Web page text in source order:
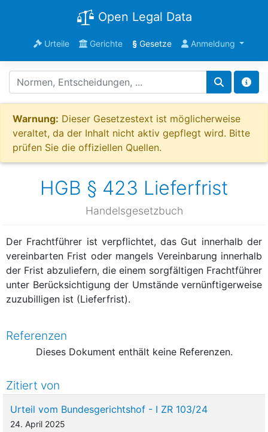
Open Legal Data
Urteile Gerichte §Gesetze Anmeldung
Warnung: Dieser Gesetzestext ist möglicherweise
veraltet, da der Inhalt nicht aktiv gepflegt wird. Bitte
prüfen Sie die offiziellen Quellen.
HGB § 423 Lieferfrist
Handelsgesetzbuch
Der Frachtführer ist verpflichtet, das Gut innerhalb der
vereinbarten Frist oder mangels Vereinbarung innerhalb
der Frist abzuliefern, die einem sorgfältigen Frachtführer
unter Berücksichtigung der Umstände vernünftigerweise
zuzubilligen ist (Lieferfrist).
Referenzen
Dieses Dokument enthält keine Referenzen.
Zitiert von
Urteil vom Bundesgerichtshof - I ZR 103/24
24. April 2025